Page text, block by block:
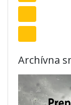
Archívna